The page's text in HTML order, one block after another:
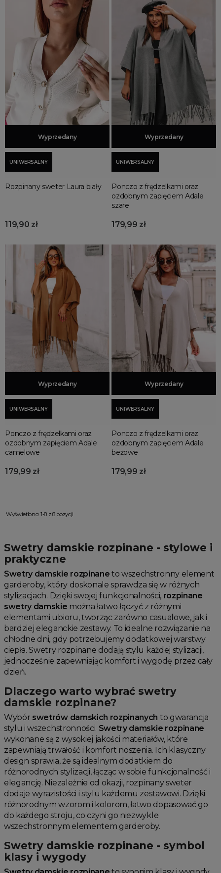
Dodaj do koszyka
Wyprzedany
UNIWERSALNY
Rozpinany sweter Laura biały
119,90 zł
Dodaj do koszyka
Wyprzedany
UNIWERSALNY
Ponczo z frędzelkami oraz
ozdobnym zapięciem Adale
szare
179,99 zł
Dodaj do koszyka
Wyprzedany
UNIWERSALNY
Ponczo z frędzelkami oraz
ozdobnym zapięciem Adale
camelowe
179,99 zł
Dodaj do koszyka
Wyprzedany
UNIWERSALNY
Ponczo z frędzelkami oraz
ozdobnym zapięciem Adale
beżowe
179,99 zł
Wyświetlono: 1-8 z 8 pozycji
Swetry damskie rozpinane - stylowe i
praktyczne
Swetry damskie rozpinane to wszechstronny element
garderoby, który doskonale sprawdza się w różnych
stylizacjach. Dzięki swojej funkcjonalności, rozpinane
swetry damskie można łatwo łączyć z różnymi
elementami ubioru, tworząc zarówno casualowe, jak i
bardziej eleganckie zestawy. To idealne rozwiązanie na
chłodne dni, gdy potrzebujemy dodatkowej warstwy
ciepła. Swetry rozpinane dodają stylu każdej stylizacji,
jednocześnie zapewniając komfort i wygodę przez cały
dzień.
Dlaczego warto wybrać swetry
damskie rozpinane?
Wybór swetrów damskich rozpinanych to gwarancja
stylu i wszechstronności. Swetry damskie rozpinane
wykonane są z wysokiej jakości materiałów, które
zapewniają trwałość i komfort noszenia. Ich klasyczny
design sprawia, że są idealnym dodatkiem do
różnorodnych stylizacji, łącząc w sobie funkcjonalność i
elegancję. Niezależnie od okazji, rozpinany sweter
dodaje wyrazistości i stylu każdemu zestawowi. Dzięki
różnorodnym wzorom i kolorom, łatwo dopasować go
do każdego stroju, co czyni go niezwykle
wszechstronnym elementem garderoby.
Swetry damskie rozpinane - symbol
klasy i wygody